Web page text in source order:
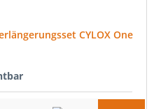
CYLOX One